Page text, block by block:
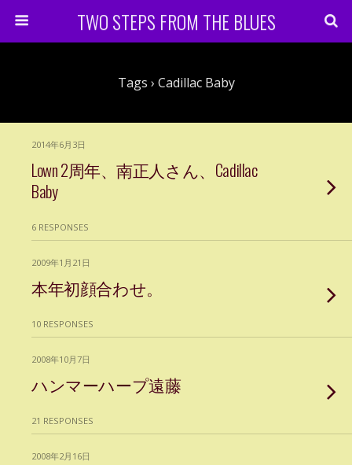
TWO STEPS FROM THE BLUES
Tags › Cadillac Baby
2014年6月3日
Lown 2周年、南正人さん、Cadillac
Baby
6 RESPONSES
2009年1月21日
本年初顔合わせ。
10 RESPONSES
2008年10月7日
ハンマーハープ遠藤
21 RESPONSES
2008年2月16日